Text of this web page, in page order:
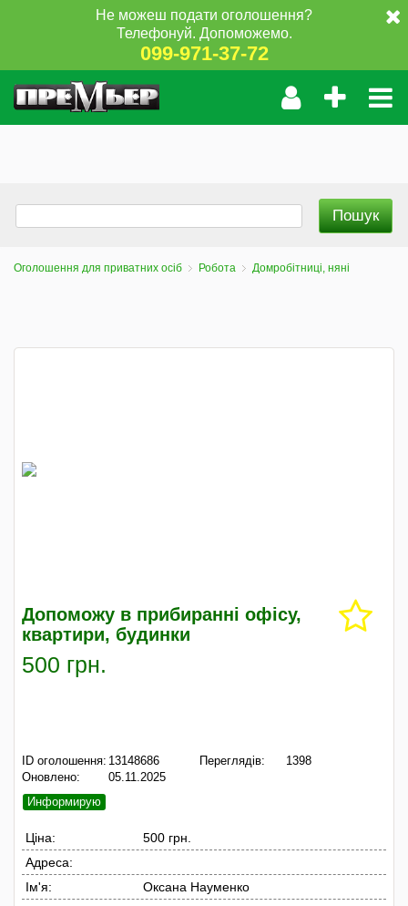
Не можеш подати оголошення?
Телефонуй. Допоможемо.
099-971-37-72
Оголошення для приватних осіб Робота Домробітниці, няні
Допоможу в прибиранні офісу,
квартири, будинки
500 грн.
ID оголошення: 13148686
Оновлено:
05.11.2025
Переглядів: 1398
Информирую
Ціна:
500 грн.
Адреса:
Ім'я:
Оксана Науменко